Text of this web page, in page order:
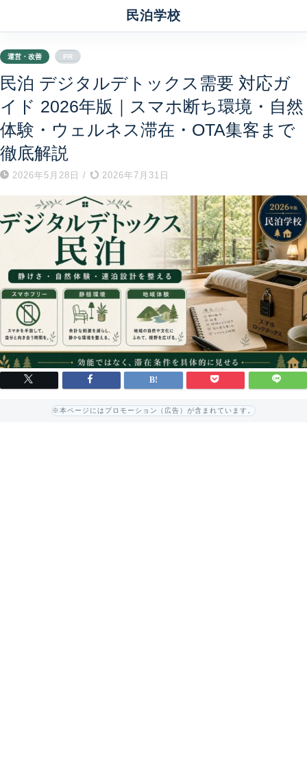
民泊学校
運営・改善 PR
民泊 デジタルデトックス需要 対応ガ
イド 2026年版｜スマホ断ち環境・自然
体験・ウェルネス滞在・OTA集客まで
徹底解説
2026年5月28日 / 2026年7月31日
※本ページにはプロモーション（広告）が含まれています。